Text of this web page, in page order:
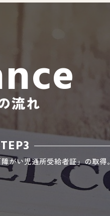
流れ
障がい児通所受給者証」の取得。